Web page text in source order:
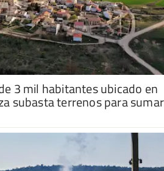
3 mil habitantes ubicado en
subasta terrenos para sumar